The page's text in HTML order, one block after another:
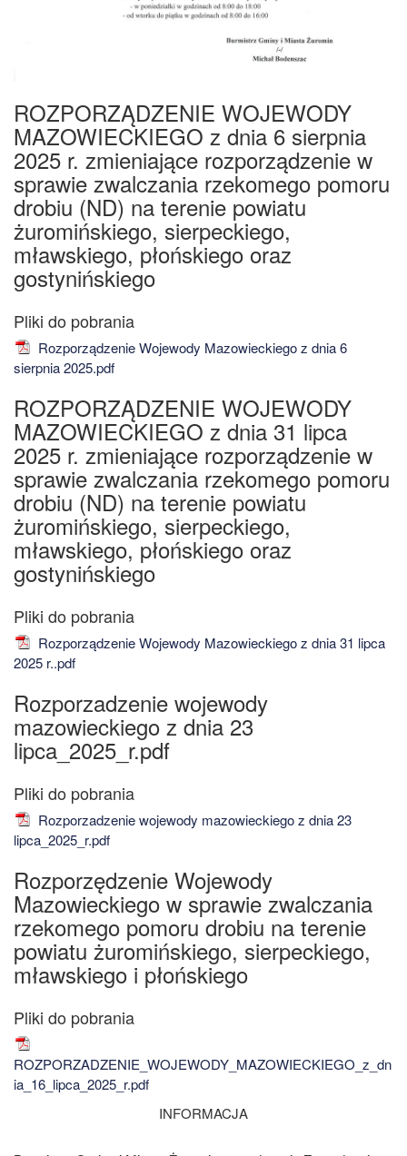
ROZPORZĄDZENIE WOJEWODY
MAZOWIECKIEGO z dnia 6 sierpnia
2025 r. zmieniające rozporządzenie w
sprawie zwalczania rzekomego pomoru
drobiu (ND) na terenie powiatu
żuromińskiego, sierpeckiego,
mławskiego, płońskiego oraz
gostynińskiego
Rozporządzenie Wojewody Mazowieckiego z dnia 6
sierpnia 2025.pdf
ROZPORZĄDZENIE WOJEWODY
MAZOWIECKIEGO z dnia 31 lipca
2025 r. zmieniające rozporządzenie w
sprawie zwalczania rzekomego pomoru
drobiu (ND) na terenie powiatu
żuromińskiego, sierpeckiego,
mławskiego, płońskiego oraz
gostynińskiego
Rozporządzenie Wojewody Mazowieckiego z dnia 31 lipca
2025 r..pdf
Rozporzadzenie wojewody
mazowieckiego z dnia 23
lipca_2025_r.pdf
Rozporzadzenie wojewody mazowieckiego z dnia 23
lipca_2025_r.pdf
Rozporzędzenie Wojewody
Mazowieckiego w sprawie zwalczania
rzekomego pomoru drobiu na terenie
powiatu żuromińskiego, sierpeckiego,
mławskiego i płońskiego
ROZPORZADZENIE_WOJEWODY_MAZOWIECKIEGO_z_dn
ia_16_lipca_2025_r.pdf
INFORMACJA